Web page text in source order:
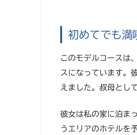
初めてでも
このモデルコースは
スになっています。
えました。叔母とし
彼女は私の家に泊ま
うエリアのホテルを